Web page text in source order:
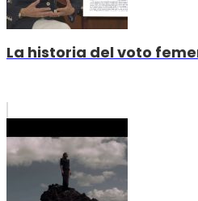
La historia del voto